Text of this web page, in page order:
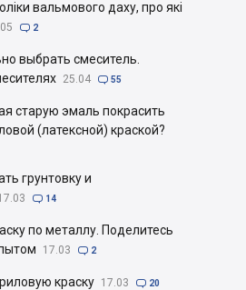
вальмового даху, про які
 2
выбрать смеситель.
25.04  55
старую эмаль покрасить
(латексной) краской?
грунтовку и
 14
по металлу. Поделитесь
17.03  2
краску 17.03  20